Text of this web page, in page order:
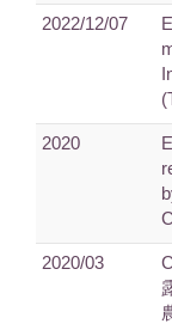
2022/12/07
2020
2020/03